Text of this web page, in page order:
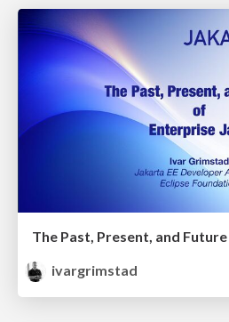
The Past, Present, and
ivargrimstad